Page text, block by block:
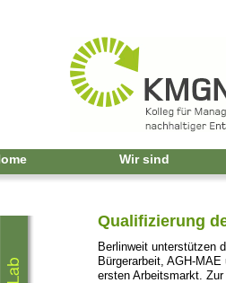
Wir sind
Qualifizierung
Berlinweit unterstützen
Bürgerarbeit, AGH-
ersten Arbeitsmarkt.